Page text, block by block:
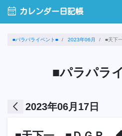
calendar_month カレンダー日記帳
■パラパライベント■ 2023年06月 ■天下
■パラパラ
arrow_back_ios 2023年06月17日